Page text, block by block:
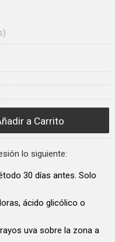
a Carrito
lo siguiente:
30 días antes. Solo
ácido glicólico o
uva sobre la zona a